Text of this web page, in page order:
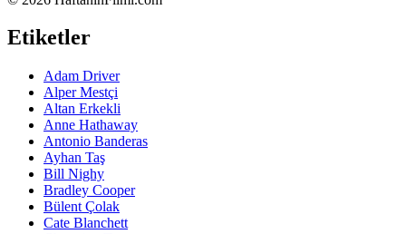
Etiketler
Adam Driver
Alper Mestçi
Altan Erkekli
Anne Hathaway
Antonio Banderas
Ayhan Taş
Bill Nighy
Bradley Cooper
Bülent Çolak
Cate Blanchett